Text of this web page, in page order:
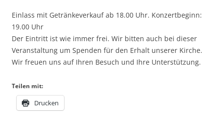
Einlass mit Getränkeverkauf ab 18.00 Uhr. Konzertbeginn:
19.00 Uhr
Der Eintritt ist wie immer frei. Wir bitten auch bei dieser
Veranstaltung um Spenden für den Erhalt unserer Kirche.
Wir freuen uns auf Ihren Besuch und Ihre Unterstützung.
Teilen mit:
Drucken